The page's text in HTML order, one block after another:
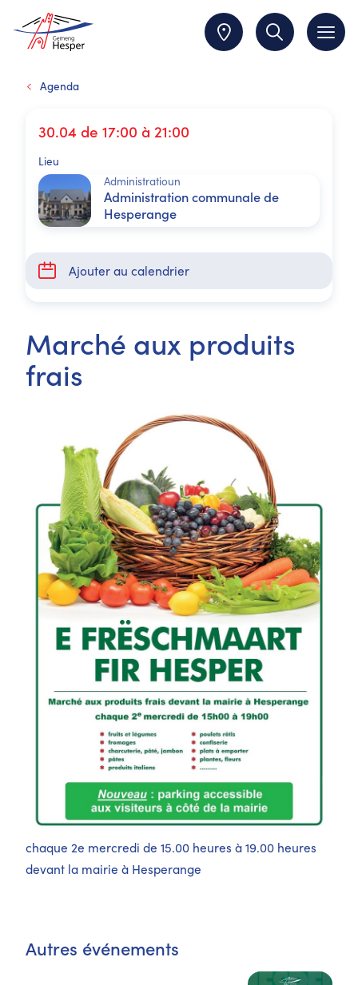
Agenda
30.04 de 17:00 à 21:00
Lieu
Administratioun
Administration communale de
Hesperange
Ajouter au calendrier
Marché aux produits
frais
chaque 2e mercredi de 15.00 heures à 19.00 heures
devant la mairie à Hesperange
Autres événements